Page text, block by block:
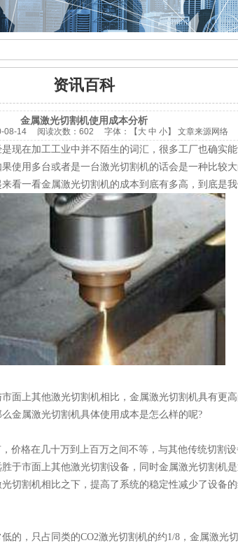
资讯百科
金属激光切割机使用成本分析
08-14 阅读次数： 602 字体：【 大 中 小】 文章来源网络
是现在加工工业中并不陌生的词汇，很多工厂也确实
使用多台或者是一台激光切割机的话会是一种比较
来看一看金属激光切割机的成本到底有多高，到底是
面上其他激光切割机相比，金属激光切割机具有更
金属激光切割机具体使用成本是怎么样的呢?
价格在几十万到上百万之间不等，与其他传统切割
于市面上其他激光切割设备，同时金属激光切割机
切割机相比之下，提高了系统的稳定性减少了设备
的，只占同类的CO2激光切割机的约1/8，金属激光